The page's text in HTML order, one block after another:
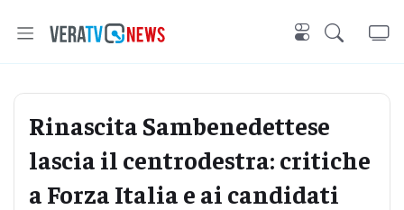
Rinascita Sambenedettese
lascia il centrodestra: critiche
a Forza Italia e ai candidati